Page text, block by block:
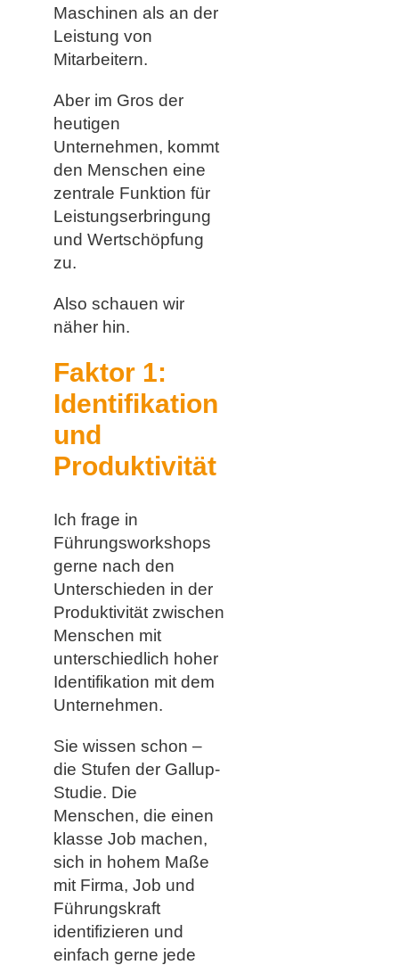
Maschinen als an der
Leistung von
Mitarbeitern.
Aber im Gros der
heutigen
Unternehmen, kommt
den Menschen eine
zentrale Funktion für
Leistungserbringung
und Wertschöpfung
zu.
Also schauen wir
näher hin.
Faktor 1:
Identifikation
und
Produktivität
Ich frage in
Führungsworkshops
gerne nach den
Unterschieden in der
Produktivität zwischen
Menschen mit
unterschiedlich hoher
Identifikation mit dem
Unternehmen.
Sie wissen schon –
die Stufen der Gallup-
Studie. Die
Menschen, die einen
klasse Job machen,
sich in hohem Maße
mit Firma, Job und
Führungskraft
identifizieren und
einfach gerne jede